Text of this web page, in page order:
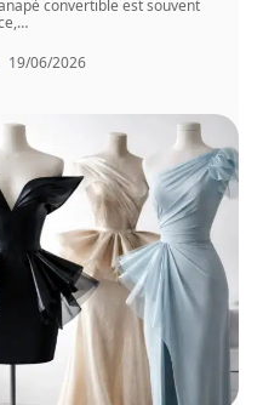
convertible est souvent
…
19/06/2026